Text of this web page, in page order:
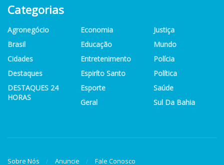
Categorias
Agronegócio
Brasil
Cidades
Destaques
DESTAQUES 24
HORAS
Economia
Educação
Entretenimento
Espiríto Santo
Esporte
Geral
Justiça
Mundo
Polícia
Política
Saúde
Sul Da Bahia
Sobre Nós Anuncie Fale Conosco